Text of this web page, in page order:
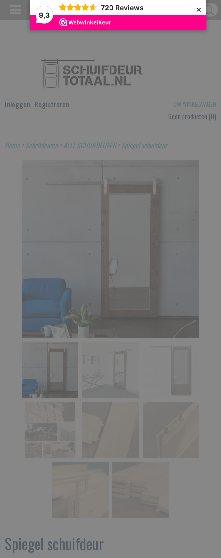
9,3
720 Reviews ×
Inloggen Registreren
UW WINKELWAGEN
Geen producten (0)
Home>Schuifdeuren>ALLE SCHUIFDEUREN>Spiegel schuifdeur
Spiegel schuifdeur